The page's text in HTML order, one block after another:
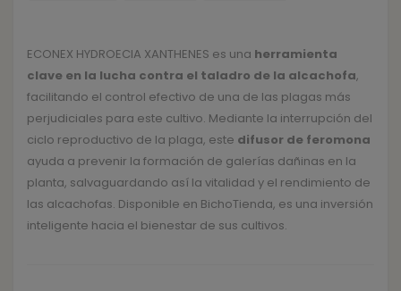
ECONEX HYDROECIA XANTHENES es una herramienta
clave en la lucha contra el taladro de la alcachofa,
facilitando el control efectivo de una de las plagas más
perjudiciales para este cultivo. Mediante la interrupción del
ciclo reproductivo de la plaga, este difusor de feromona
ayuda a prevenir la formación de galerías dañinas en la
planta, salvaguardando así la vitalidad y el rendimiento de
las alcachofas. Disponible en BichoTienda, es una inversión
inteligente hacia el bienestar de sus cultivos.